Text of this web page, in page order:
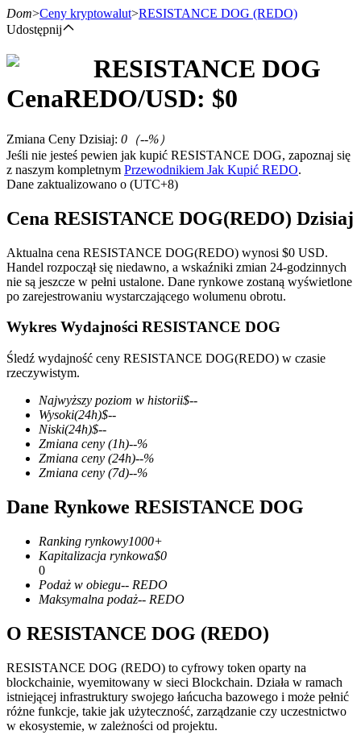
Kontrakty terminowe
Kontrakty futures wykorzystujące USDT jako zabezpieczenie
Kontrakty terminowe COIN-M
Kontrakty terminowe na kryptowaluty
TradFi
Instrumenty pochodne na akcje, forex, metale szlachetne i
towary
Kontrakty terminowe na USDC
Dom>Ceny kryptowalut>RESISTANCE DOG (REDO)
Udostępnij
RESISTANCE DOG
CenaREDO/USD: $0
Zmiana Ceny Dzisiaj: 0 （--%）
Jeśli nie jesteś pewien jak kupić RESISTANCE DOG, zapoznaj się
z naszym kompletnym Przewodnikiem Jak Kupić REDO.
Dane zaktualizowano o (UTC+8)
Cena RESISTANCE DOG(REDO) Dzisiaj
Aktualna cena RESISTANCE DOG(REDO) wynosi $0 USD.
Handel rozpoczął się niedawno, a wskaźniki zmian 24-godzinnych
nie są jeszcze w pełni ustalone. Dane rynkowe zostaną wyświetlone
po zarejestrowaniu wystarczającego wolumenu obrotu.
Wykres Wydajności RESISTANCE DOG
Śledź wydajność ceny RESISTANCE DOG(REDO) w czasie
rzeczywistym.
Najwyższy poziom w historii$--
Wysoki(24h)$--
Niski(24h)$--
Zmiana ceny (1h)--%
Zmiana ceny (24h)--%
Zmiana ceny (7d)--%
Dane Rynkowe RESISTANCE DOG
Ranking rynkowy1000+
Kapitalizacja rynkowa$0
0
Podaż w obiegu-- REDO
Maksymalna podaż-- REDO
O RESISTANCE DOG (REDO)
RESISTANCE DOG (REDO) to cyfrowy token oparty na
blockchainie, wyemitowany w sieci Blockchain. Działa w ramach
istniejącej infrastruktury swojego łańcucha bazowego i może pełnić
różne funkcje, takie jak użyteczność, zarządzanie czy uczestnictwo
w ekosystemie, w zależności od projektu.